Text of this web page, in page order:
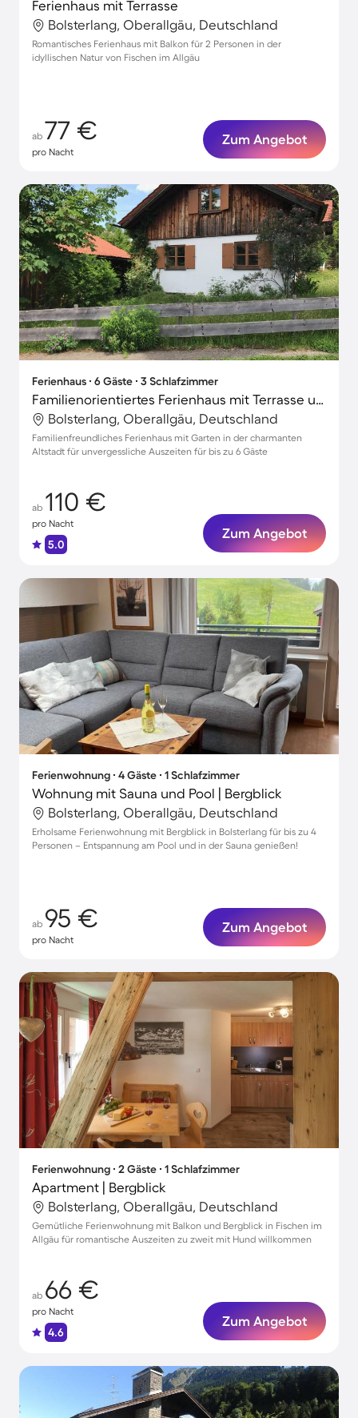
Ferienhaus mit Terrasse
Bolsterlang, Oberallgäu, Deutschland
Romantisches Ferienhaus mit Balkon für 2 Personen in der
idyllischen Natur von Fischen im Allgäu
ab 77 €
pro Nacht
Zum Angebot
Ferienhaus ∙ 6 Gäste ∙ 3 Schlafzimmer
Familienorientiertes Ferienhaus mit Terrasse und Garten
Bolsterlang, Oberallgäu, Deutschland
Familienfreundliches Ferienhaus mit Garten in der charmanten
Altstadt für unvergessliche Auszeiten für bis zu 6 Gäste
ab 110 €
pro Nacht
5.0
Zum Angebot
Ferienwohnung ∙ 4 Gäste ∙ 1 Schlafzimmer
Wohnung mit Sauna und Pool | Bergblick
Bolsterlang, Oberallgäu, Deutschland
Erholsame Ferienwohnung mit Bergblick in Bolsterlang für bis zu 4
Personen – Entspannung am Pool und in der Sauna genießen!
ab 95 €
pro Nacht
Zum Angebot
Ferienwohnung ∙ 2 Gäste ∙ 1 Schlafzimmer
Apartment | Bergblick
Bolsterlang, Oberallgäu, Deutschland
Gemütliche Ferienwohnung mit Balkon und Bergblick in Fischen im
Allgäu für romantische Auszeiten zu zweit mit Hund willkommen
ab 66 €
pro Nacht
4.6
Zum Angebot